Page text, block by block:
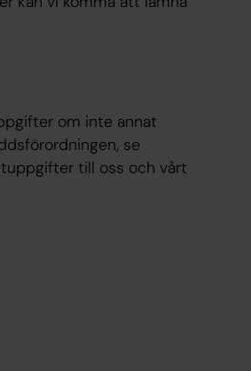
om inte annat
se
till oss och vårt